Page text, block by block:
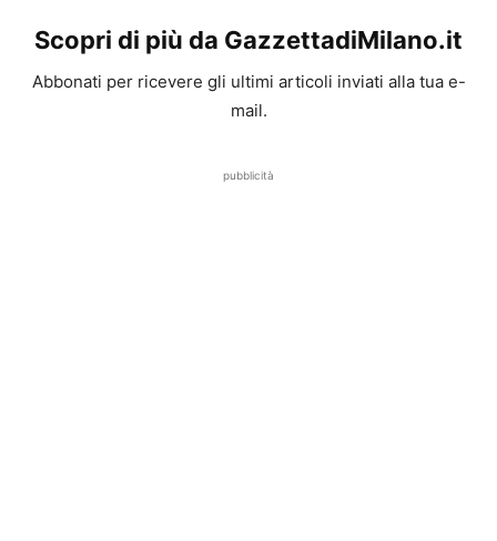
Scopri di più da GazzettadiMilano.it
Abbonati per ricevere gli ultimi articoli inviati alla tua e-
mail.
pubblicità